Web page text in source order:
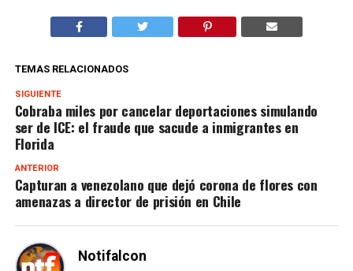
TEMAS RELACIONADOS
SIGUIENTE
Cobraba miles por cancelar deportaciones simulando
ser de ICE: el fraude que sacude a inmigrantes en
Florida
ANTERIOR
Capturan a venezolano que dejó corona de flores con
amenazas a director de prisión en Chile
Notifalcon